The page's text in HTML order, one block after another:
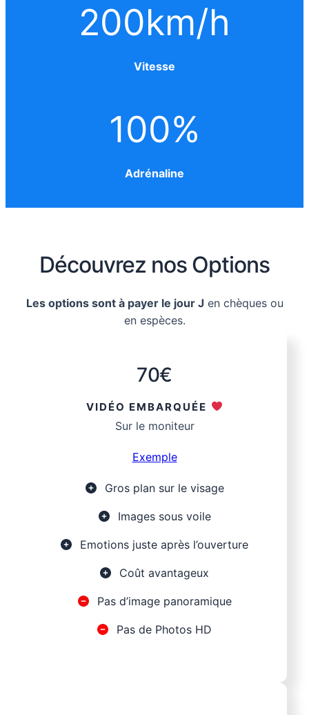
200km/h
Vitesse
100%
Adrénaline
Découvrez nos Options
Les options sont à payer le jour J en chèques ou
en espèces.
70€
VIDÉO EMBARQUÉE
Sur le moniteur
Exemple
Gros plan sur le visage
Images sous voile
Emotions juste après l’ouverture
Coût avantageux
Pas d’image panoramique
Pas de Photos HD